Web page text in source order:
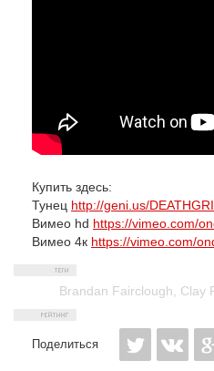
Купить здесь:
Тунец http://geni.us/
Вимео hd https://vimeo.com/
Вимео 4к https://vimeo.com/
Brandan Fairclough Clay
Поделиться